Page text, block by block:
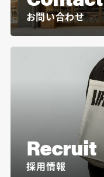
お問い合わせ
Recruit
採用情報